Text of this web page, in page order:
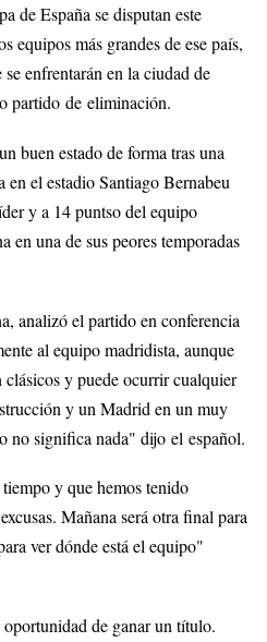
de España se disputan este
equipos más grandes de ese país,
enfrentarán en la ciudad de
partido de eliminación.
buen estado de forma tras una
el estadio Santiago Bernabeu
y a 14 puntso del equipo
en una de sus peores temporadas
analizó el partido en conferencia
al equipo madridista, aunque
clásicos y puede ocurrir cualquier
y un Madrid en un muy
no significa nada" dijo el español.
y que hemos tenido
Mañana será otra final para
ver dónde está el equipo"
de ganar un título.